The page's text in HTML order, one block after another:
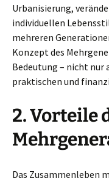
Urbanisierung,
individuellen
mehreren
Konzept des
Bedeutung – nicht nur
praktischen und
2. Vorteile
Das Zusammenleben